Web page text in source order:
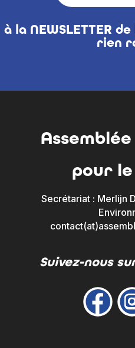
à la NEWSLETTER
rien
pour
Secrétariat : Merlijn
Suivez-nous